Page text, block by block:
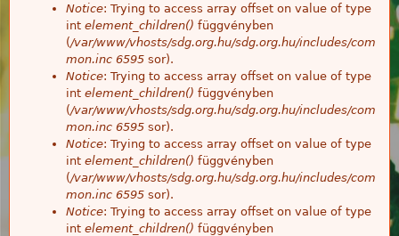
Notice: Trying to access array offset on value of type
int element_children() függvényben
(/var/www/vhosts/sdg.org.hu/sdg.org.hu/includes/com
mon.inc 6595 sor).
Notice: Trying to access array offset on value of type
int element_children() függvényben
(/var/www/vhosts/sdg.org.hu/sdg.org.hu/includes/com
mon.inc 6595 sor).
Notice: Trying to access array offset on value of type
int element_children() függvényben
(/var/www/vhosts/sdg.org.hu/sdg.org.hu/includes/com
mon.inc 6595 sor).
Notice: Trying to access array offset on value of type
int element_children() függvényben